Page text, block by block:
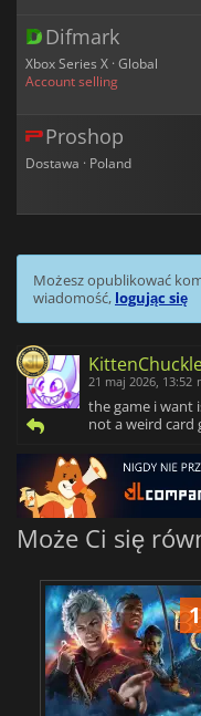
Difmark
Xbox Series X · Global
Account selling
Proshop
Dostawa · Poland
Możesz opublikować
wiadomość, logując się
21 maj 2026, 13:52
the game i want
not a weird card
Może Ci się